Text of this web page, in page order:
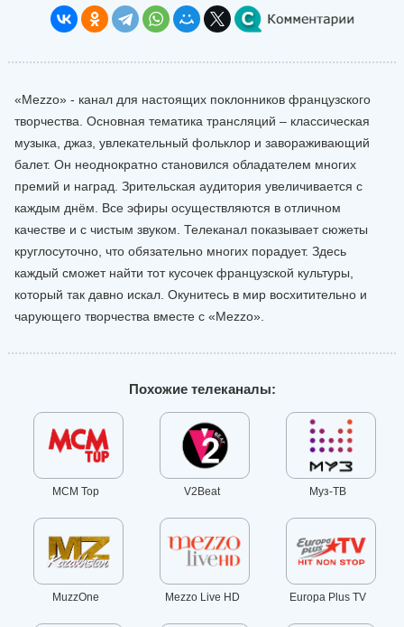
«Mezzo» - канал для настоящих поклонников французского
творчества. Основная тематика трансляций – классическая
музыка, джаз, увлекательный фольклор и завораживающий
балет. Он неоднократно становился обладателем многих
премий и наград. Зрительская аудитория увеличивается с
каждым днём. Все эфиры осуществляются в отличном
качестве и с чистым звуком. Телеканал показывает сюжеты
круглосуточно, что обязательно многих порадует. Здесь
каждый сможет найти тот кусочек французской культуры,
который так давно искал. Окунитесь в мир восхитительно и
чарующего творчества вместе с «Mezzo».
Похожие телеканалы:
MCM Top V2Beat Муз-ТВ
MuzzOne Mezzo Live HD Europa Plus TV